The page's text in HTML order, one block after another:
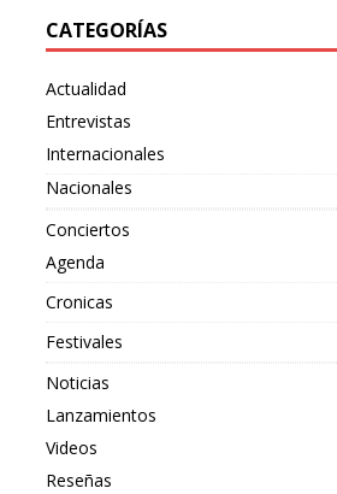
CATEGORÍAS
Actualidad
Entrevistas
Internacionales
Nacionales
Conciertos
Agenda
Cronicas
Festivales
Noticias
Lanzamientos
Videos
Reseñas